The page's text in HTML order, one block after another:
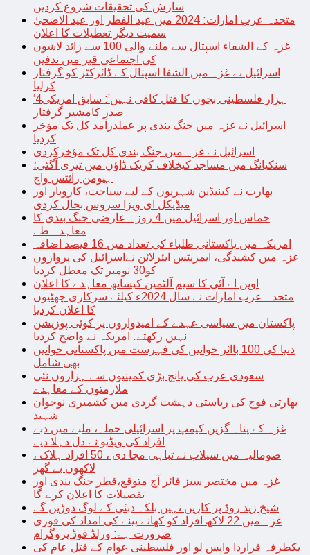
سازش کی تحقیقات شروع کردیں
متحدہ عرب امارات: 2024 میں عید الفطر اور عید الاضحیٰ
سمیت دیگر تعطیلات کا اعلان
غزہ کے الشفاء اسپتال سے ملنے والی 100 سے زائد لاشوں
کی اجتماعی قبر میں تدفین
اسرائیل نے غزہ میں الشفا اسپتال کے ڈائرکٹر کو گرفتار
کرلیا
‘4ہزار فلسطینی بچوں کا قتل کافی نہیں’: سابق امریکی
صدر کامشیر گرفتار
اسرائیل نے غزہ میں جنگ بندی پر عملدرآمد کل تک مؤخر
کردیا
اسرائیل نے غزہ میں جنگ بندی کل تک مؤخرکردی
سنکیانگ میں مساجد کیخلاف کریک ڈاؤن میں تیزی آگئی؛
ہیومن رائٹس واچ
بھارت نے کینیڈین شہریوں کے لیے سیاحت، کاروبار اور
میڈیکل ای ویزا سروس بحال کردی
حماس اور اسرائیل میں 4 روزہ عارضی جنگ بندی کا
معاہدہ طے
امریکہ میں پاکستانی طلباء کی تعداد میں 16 فیصد اضافہ
غزہ میں کشیدگی، ایمریٹس ایئرلائن نےاسرائیل کی پروازوں
کو30 نومبر تک معطل کردیا
اوپن اے آئی کا سیم آلٹمین کیساتھ معاہدے کا اعلان
متحدہ عرب امارات نے سال 2024ء کیلئے سرکاری چھٹیوں
کا اعلان کردیا
پاکستان میں سیاسی عہدے کے امیدواروں پر کوئی پوزیشن
نہیں رکھتے: امریکہ نے واضح کردیا
دنیا کی 100 بااثر خواتین کی فہرست میں پاکستانی خواتین
بھی شامل
سعودی عرب کی پانچ بڑی کمپنیوں سے ہزاروں نئی
ملازمتوں کے معاہدے
بھارتی فوج کی ریاستی دہشت گردی میں کشمیری نوجوان
شہید
غزہ کے پناہ گزین کیمپ پر اسرائیلی حملہ، ملبے میں دبے
افراد کی ویڈیو نے دل دہلا دیے
صومالیہ میں سیلاب نے تباہی مچا دی ، 50 افراد ہلاک ،
لاکھوں بے گھر
غزہ میں مختصر سیز فائر آج متوقع،قطر جنگ بندی اور
تفصیلات کا اعلان کرے گا
شیخ زید روڈ پر کاریں نہیں بلکہ دبئی کے لوگ دوڑیں گے
غزہ میں 22 لاکھ افراد کو کھانے پینے کی امداد کی فوری
ضرورت ہے: ورلڈ فوڈ پروگرام
یکطرفہ قراردا واپس لو اور فلسطینی عوام کے قتل عام کی